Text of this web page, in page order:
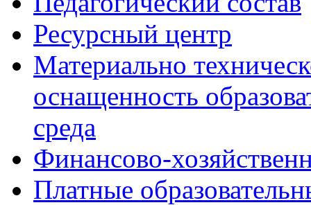
Ресурсный центр
Материально
оснащенность
среда
Финансово-
Платные